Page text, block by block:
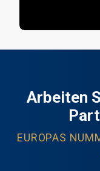
Arbeiten
EUROPAS